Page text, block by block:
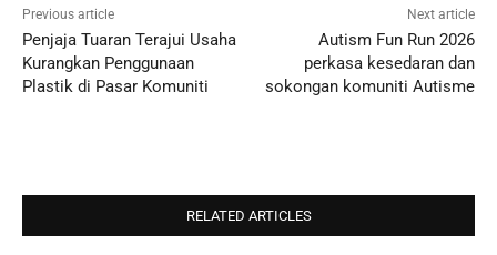
Previous article
Penjaja Tuaran Terajui Usaha
Kurangkan Penggunaan
Plastik di Pasar Komuniti
Next article
Autism Fun Run 2026
perkasa kesedaran dan
sokongan komuniti Autisme
RELATED ARTICLES